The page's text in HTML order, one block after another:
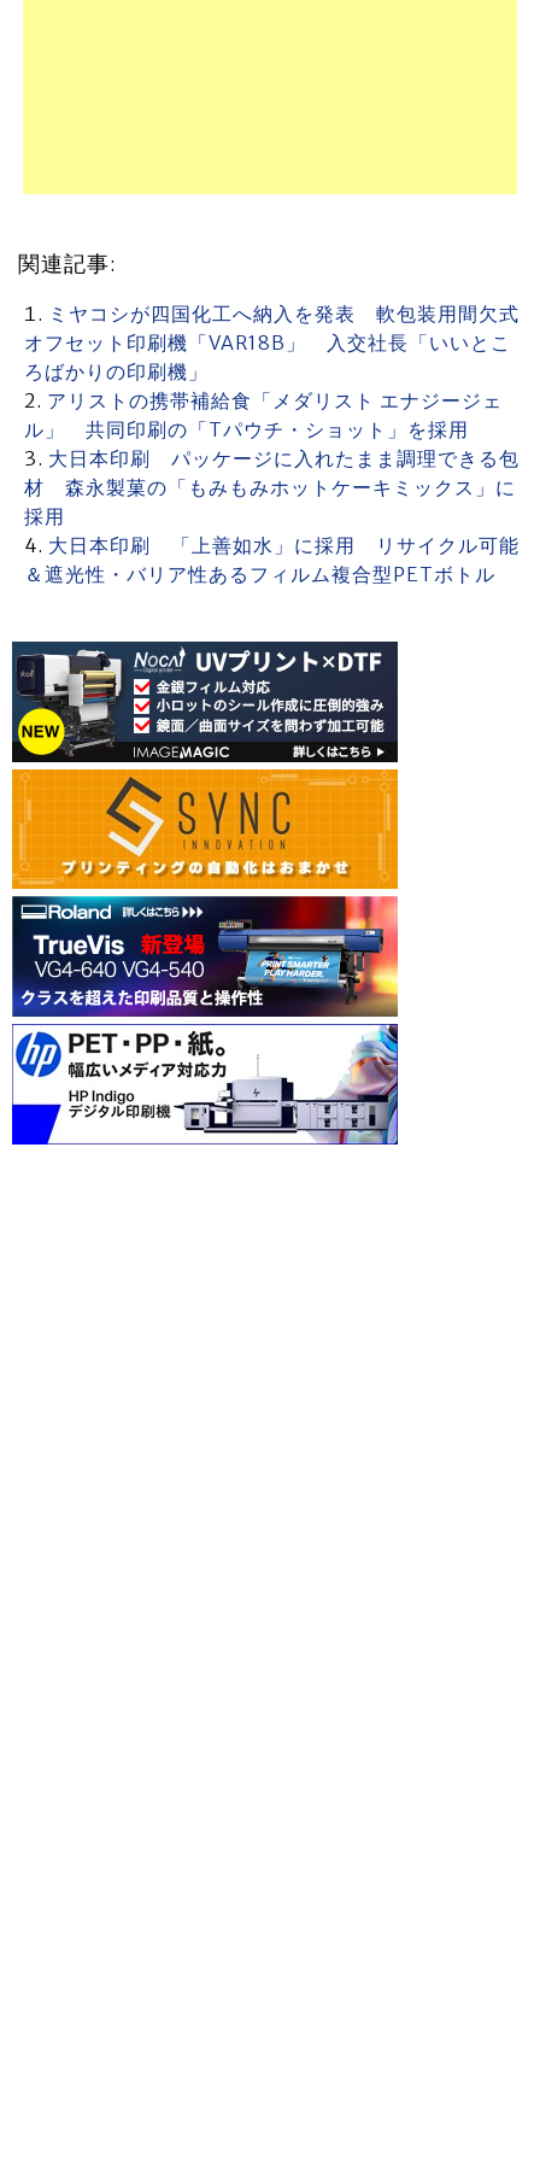
関連記事:
ミヤコシが四国化工へ納入を発表 軟包装用間欠式
オフセット印刷機「VAR18B」 入交社長「いいとこ
ろばかりの印刷機」
アリストの携帯補給食「メダリスト エナジージェ
ル」 共同印刷の「Tパウチ・ショット」を採用
大日本印刷 パッケージに入れたまま調理できる包
材 森永製菓の「もみもみホットケーキミックス」に
採用
大日本印刷 「上善如水」に採用 リサイクル可能
＆遮光性・バリア性あるフィルム複合型PETボトル